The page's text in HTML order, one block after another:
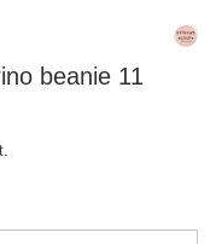
beanie 11